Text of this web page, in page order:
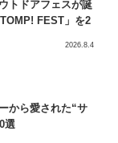
トドアフェスが誕
FEST」を2
2026.8.4
から愛された“サ
選